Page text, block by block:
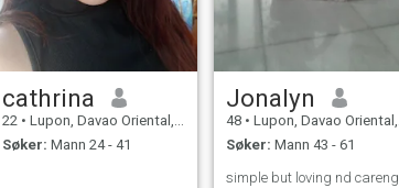
cathrina
22 • Lupon, Davao Oriental, Filippinene
Søker: Mann 24 - 41
Jonalyn
48 • Lupon, Davao Oriental, Filippinene
Søker: Mann 43 - 61
simple but loving nd careng